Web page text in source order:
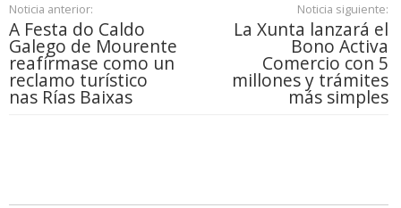
Noticia anterior:
A Festa do Caldo
Galego de Mourente
reafírmase como un
reclamo turístico
nas Rías Baixas
Noticia siguiente:
La Xunta lanzará el
Bono Activa
Comercio con 5
millones y trámites
más simples